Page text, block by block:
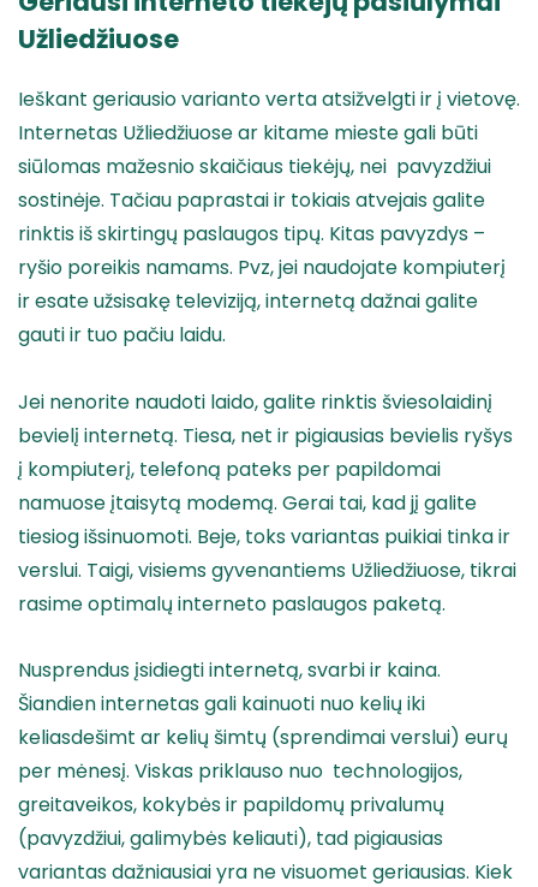
Užliedžiuose
Ieškant geriausio varianto verta atsižvelgti ir į vietovę.
Internetas Užliedžiuose ar kitame mieste gali būti
siūlomas mažesnio skaičiaus tiekėjų, nei pavyzdžiui
sostinėje. Tačiau paprastai ir tokiais atvejais galite
rinktis iš skirtingų paslaugos tipų. Kitas pavyzdys –
ryšio poreikis namams. Pvz, jei naudojate kompiuterį
ir esate užsisakę televiziją, internetą dažnai galite
gauti ir tuo pačiu laidu.
Jei nenorite naudoti laido, galite rinktis šviesolaidinį
bevielį internetą. Tiesa, net ir pigiausias bevielis ryšys
į kompiuterį, telefoną pateks per papildomai
namuose įtaisytą modemą. Gerai tai, kad jį galite
tiesiog išsinuomoti. Beje, toks variantas puikiai tinka ir
verslui. Taigi, visiems gyvenantiems Užliedžiuose, tikrai
rasime optimalų interneto paslaugos paketą.
Nusprendus įsidiegti internetą, svarbi ir kaina.
Šiandien internetas gali kainuoti nuo kelių iki
keliasdešimt ar kelių šimtų (sprendimai verslui) eurų
per mėnesį. Viskas priklauso nuo technologijos,
greitaveikos, kokybės ir papildomų privalumų
(pavyzdžiui, galimybės keliauti), tad pigiausias
variantas dažniausiai yra ne visuomet geriausias. Kiek